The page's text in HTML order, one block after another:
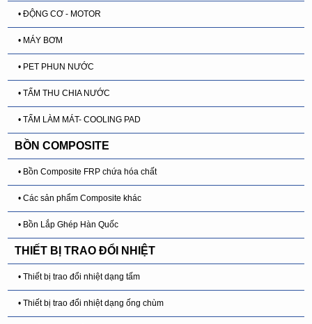
• ĐỘNG CƠ - MOTOR
• MÁY BƠM
• PET PHUN NƯỚC
• TẤM THU CHIA NƯỚC
• TẤM LÀM MÁT- COOLING PAD
BỒN COMPOSITE
• Bồn Composite FRP chứa hóa chất
• Các sản phẩm Composite khác
• Bồn Lắp Ghép Hàn Quốc
THIẾT BỊ TRAO ĐỔI NHIỆT
• Thiết bị trao đổi nhiệt dạng tấm
• Thiết bị trao đổi nhiệt dạng ống chùm